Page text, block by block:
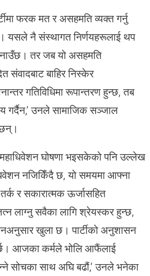
फरक मत र असहमति व्यक्त गर्नु
यसले नै संस्थागत निर्णयहरूलाई थप
तर जब यो असहमति
संवादबाट बाहिर निस्केर
गतिविधिमा रूपान्तरण हुन्छ, तब
गर्दैन,’ उनले सामाजिक सञ्जाल
घोषणा भइसकेको पनि उल्लेख
नजिकिँदै छ, यो समयमा आफ्ना
र सकारात्मक ऊर्जासहित
लाग्नु सवैका लागि श्रेयस्कर हुन्छ,
खुला छ। पार्टीको अनुशासन
आजका कर्मले भोलि आफैंलाई
सोचका साथ अघि बढौं,’ उनले भनेका